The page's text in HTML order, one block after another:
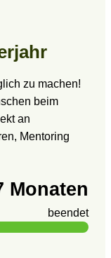
zu machen!
beim
an
Mentoring
Monaten
beendet